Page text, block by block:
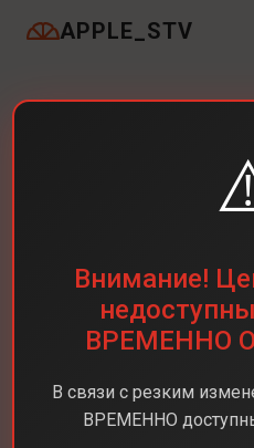
APPLE_STV
Внимание!
ВРЕМЕННО
В связи с резким
ВРЕМЕННО